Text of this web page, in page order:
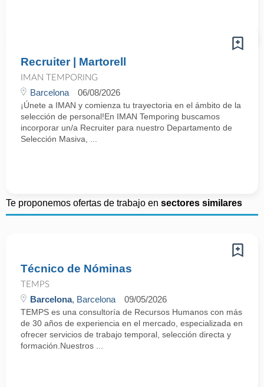
Recruiter | Martorell
IMAN TEMPORING
Barcelona 06/08/2026
¡Únete a IMAN y comienza tu trayectoria en el ámbito de la
selección de personal!En IMAN Temporing buscamos
incorporar un/a Recruiter para nuestro Departamento de
Selección Masiva, ...
Te proponemos ofertas de trabajo en sectores similares
Técnico de Nóminas
TEMPS
Barcelona, Barcelona 09/05/2026
TEMPS es una consultoría de Recursos Humanos con más
de 30 años de experiencia en el mercado, especializada en
ofrecer servicios de trabajo temporal, selección directa y
formación.Nuestros ...